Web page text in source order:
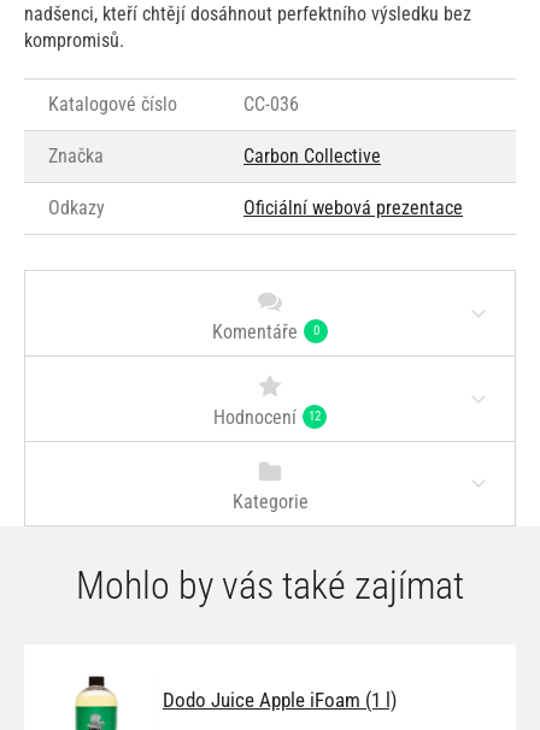
nadšenci, kteří chtějí dosáhnout perfektního výsledku bez
kompromisů.
Katalogové číslo CC-036
Značka Carbon Collective
Odkazy Oficiální webová prezentace
Komentáře 0
Hodnocení 12
Kategorie
Mohlo by vás také zajímat
Dodo Juice Apple iFoam (1 l)